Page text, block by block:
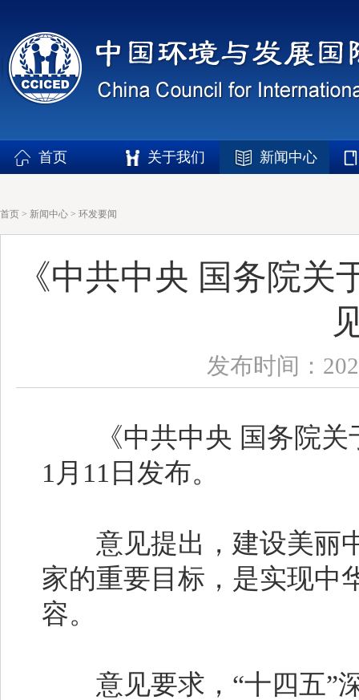
首页 关于我们 新闻中心
首页 > 新闻中心 > 环发要闻
《中共中央 国务院
发布时间：
《中共中央 国务院关
1月11日发布。
意见提出，建设美丽中
家的重要目标，是实现中
容。
意见要求，“十四五”